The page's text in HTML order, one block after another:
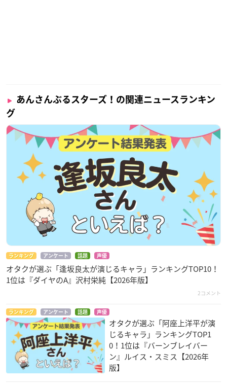
あんさんぶるスターズ！の関連ニュースランキン
グ
ランキング アンケート 話題 声優
オタクが選ぶ「逢坂良太が演じるキャラ」ランキングTOP10！
1位は『ダイヤのA』沢村栄純【2026年版】
2コメント
ランキング アンケート 話題 声優
オタクが選ぶ「阿座上洋平が演
じるキャラ」ランキングTOP1
0！1位は『バーンブレイバー
ン』ルイス・スミス【2026年
版】